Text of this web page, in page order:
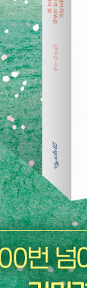
질문
세 가지